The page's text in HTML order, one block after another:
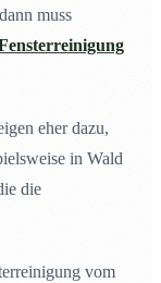
muss
eher dazu,
in Wald
die
vom